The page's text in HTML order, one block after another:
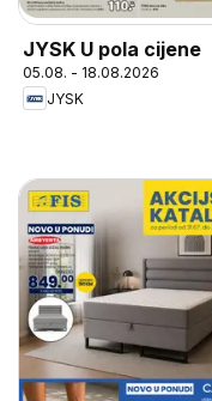
JYSK U pola cijene
05.08. - 18.08.2026
JYSK